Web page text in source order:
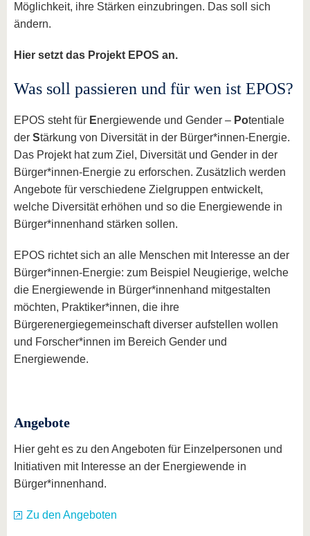
Möglichkeit, ihre Stärken einzubringen. Das soll sich
ändern.
Hier setzt das Projekt EPOS an.
Was soll passieren und für wen ist EPOS?
EPOS steht für Energiewende und Gender – Potentiale
der Stärkung von Diversität in der Bürger*innen-Energie.
Das Projekt hat zum Ziel, Diversität und Gender in der
Bürger*innen-Energie zu erforschen. Zusätzlich werden
Angebote für verschiedene Zielgruppen entwickelt,
welche Diversität erhöhen und so die Energiewende in
Bürger*innenhand stärken sollen.
EPOS richtet sich an alle Menschen mit Interesse an der
Bürger*innen-Energie: zum Beispiel Neugierige, welche
die Energiewende in Bürger*innenhand mitgestalten
möchten, Praktiker*innen, die ihre
Bürgerenergiegemeinschaft diverser aufstellen wollen
und Forscher*innen im Bereich Gender und
Energiewende.
Angebote
Hier geht es zu den Angeboten für Einzelpersonen und
Initiativen mit Interesse an der Energiewende in
Bürger*innenhand.
Zu den Angeboten